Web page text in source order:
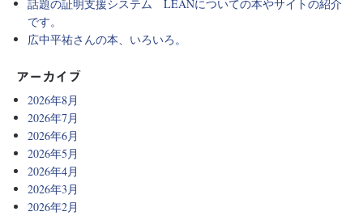
話題の証明支援システム LEANについての本やサイトの紹介
です。
広中平祐さんの本、いろいろ。
アーカイブ
2026年8月
2026年7月
2026年6月
2026年5月
2026年4月
2026年3月
2026年2月